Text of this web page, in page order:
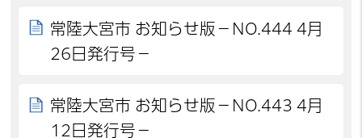
常陸大宮市 お知らせ版－NO.444 4月
26日発行号－
常陸大宮市 お知らせ版－NO.443 4月
12日発行号－